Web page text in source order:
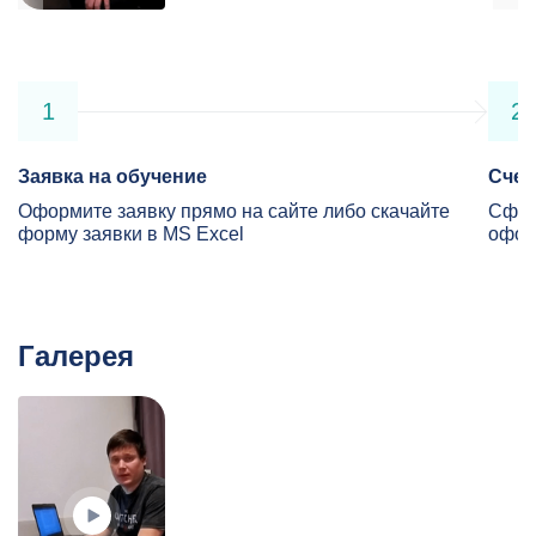
1
Заявка на обучение
Оформите заявку прямо на сайте либо скачайте
форму заявки в MS Excel
2
Галерея